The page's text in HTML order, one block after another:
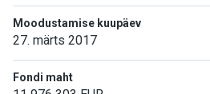
Moodustamise kuupäev
27. märts 2017
Fondi maht